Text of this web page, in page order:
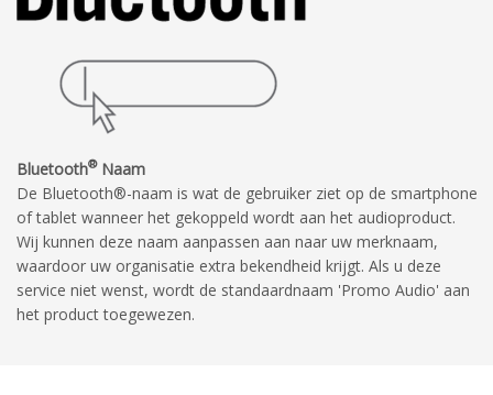
Bluetooth®Naam
De Bluetooth®-naam is wat de gebruiker ziet op de smartphone
of tablet wanneer het gekoppeld wordt aan het audioproduct.
Wij kunnen deze naam aanpassen aan naar uw merknaam,
waardoor uw organisatie extra bekendheid krijgt. Als u deze
service niet wenst, wordt de standaardnaam 'Promo Audio' aan
het product toegewezen.